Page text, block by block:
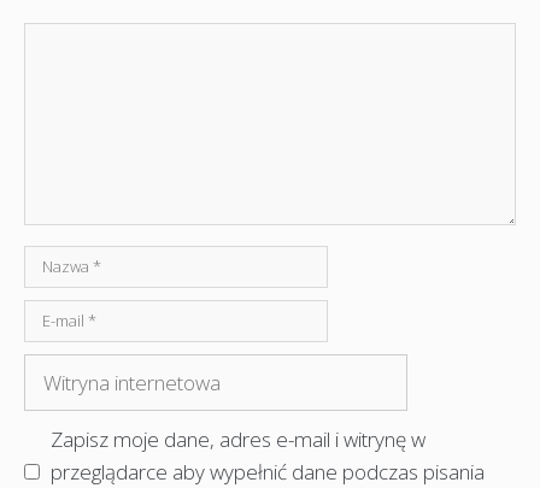
Nazwa
mail
internetowa
Zapisz moje dane, adres e-mail i witrynę w
przeglądarce aby wypełnić dane podczas pisania